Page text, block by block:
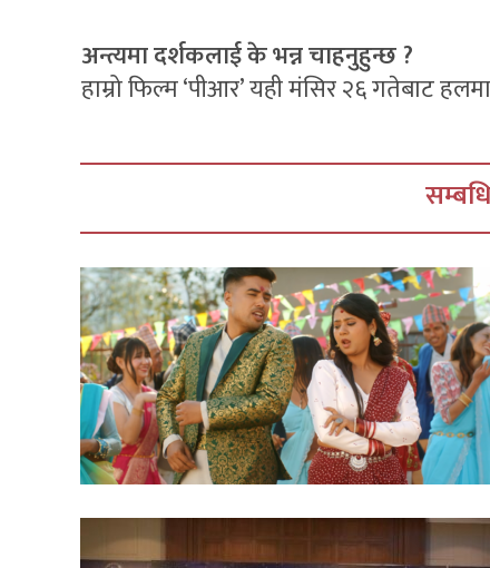
अन्त्यमा दर्शकलाई के भन्न चाहनुहुन्छ ?
हाम्रो फिल्म ‘पीआर’ यही मंसिर २६ गतेबाट